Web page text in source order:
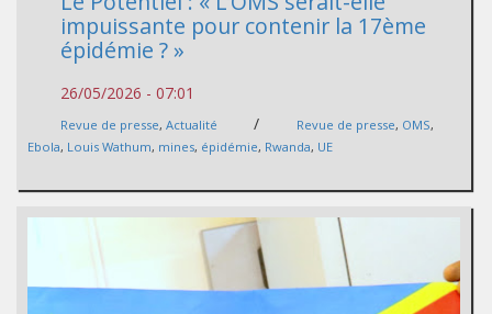
impuissante pour contenir la 17ème
épidémie ? »
26/05/2026 - 07:01
Revue de presse, Actualité / Revue de presse, OMS,
Ebola, Louis Wathum, mines, épidémie, Rwanda, UE